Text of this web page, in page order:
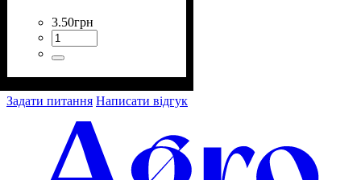
3.50грн
Задати питання Написати відгук